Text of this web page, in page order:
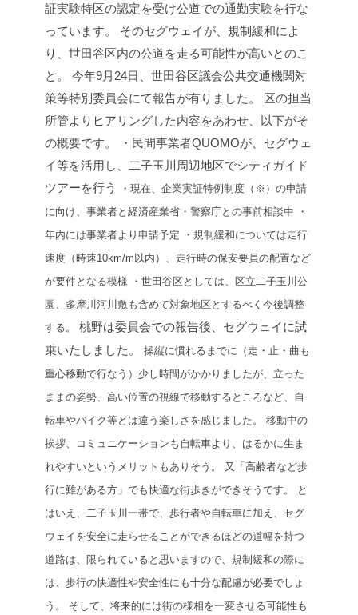
証実験特区の認定を受け公道での通勤実験を行な
っています。
そのセグウェイが、規制緩和によ
り、世田谷区内の公道を走る可能性が高いとのこ
と。
今年9月24日、世田谷区議会公共交通機関対
策等特別委員会にて報告が有りました。
区の担当
所管よりヒアリングした内容をあわせ、以下がそ
の概要です。
・民間事業者QUOMOが、セグウェ
イ等を活用し、二子玉川周辺地区でシティガイド
ツアーを行う
・現在、企業実証特例制度（※）の申請
に向け、事業者と経済産業省・警察庁との事前相談中
・
年内には事業者より申請予定
・規制緩和については走行
速度（時速10km/m以内）、走行時の保安要員の配置など
が要件となる模様
・世田谷区としては、区立二子玉川公
園、多摩川河川敷も含めて対象地区とするべく今後調整
する。
桃野は委員会での報告後、セグウェイに試
乗いたしました。
操縦に慣れるまでに（走・止・曲も
重心移動で行なう）少し時間がかかりましたが、立った
ままの姿勢、高い位置の視線で移動するところなど、自
転車やバイク等とは違う楽しさを感じました。
移動中の
挨拶、コミュニケーションも自転車より、はるかに生ま
れやすいというメリットもありそう。
又 「高齢者など歩
行に難がある方」でも快適な街歩きができそうです。
と
はいえ、二子玉川一帯で、歩行者や自転車に加え、セグ
ウェイを安全に走らせることができるほどの道幅を持つ
道路は、限られていると思いますので、規制緩和の際に
は、歩行の快適性や安全性にも十分な配慮が必要でしょ
う。
そして、将来的には街の様相を一変させる可能性も